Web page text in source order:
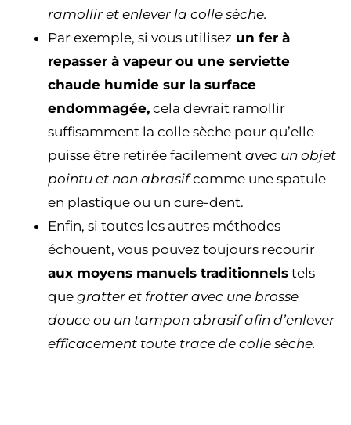
ramollir et enlever la colle sèche.
Par exemple, si vous utilisez un fer à
repasser à vapeur ou une serviette
chaude humide sur la surface
endommagée, cela devrait ramollir
suffisamment la colle sèche pour qu’elle
puisse être retirée facilement avec un objet
pointu et non abrasifcomme une spatule
en plastique ou un cure-dent.
Enfin, si toutes les autres méthodes
échouent, vous pouvez toujours recourir
aux moyens manuels traditionnels tels
que gratter et frotter avec une brosse
douce ou un tampon abrasif afin d’enlever
efficacement toute trace de colle sèche.